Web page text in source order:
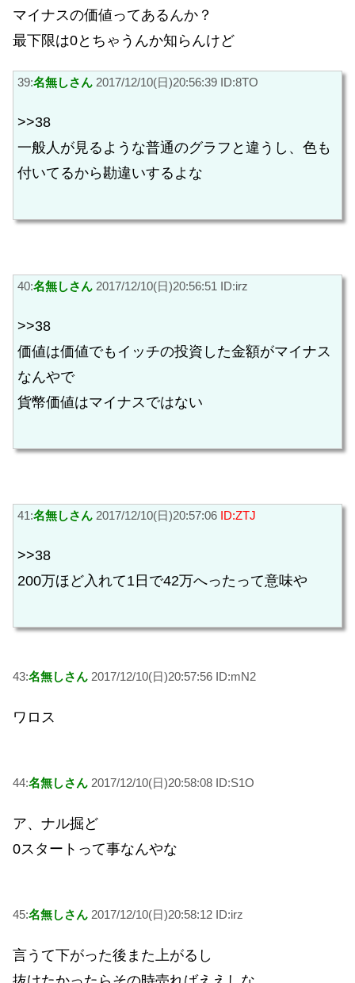
マイナスの価値ってあるんか？
最下限は0とちゃうんか知らんけど
39:名無しさん 2017/12/10(日)20:56:39 ID:8TO
>>38
一般人が見るような普通のグラフと違うし、色も
付いてるから勘違いするよな
40:名無しさん 2017/12/10(日)20:56:51 ID:irz
>>38
価値は価値でもイッチの投資した金額がマイナス
なんやで
貨幣価値はマイナスではない
41:名無しさん 2017/12/10(日)20:57:06 ID:ZTJ
>>38
200万ほど入れて1日で42万へったって意味や
43:名無しさん 2017/12/10(日)20:57:56 ID:mN2
ワロス
44:名無しさん 2017/12/10(日)20:58:08 ID:S1O
ア、ナル掘ど
0スタートって事なんやな
45:名無しさん 2017/12/10(日)20:58:12 ID:irz
言うて下がった後また上がるし